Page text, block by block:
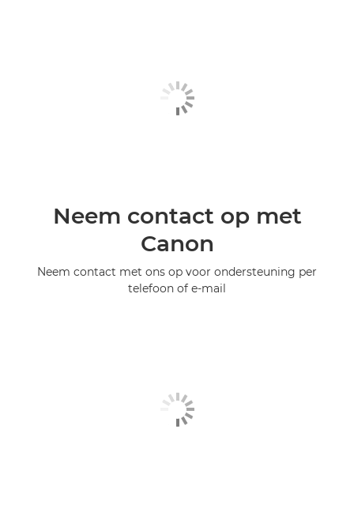
Neem contact op met
Canon
Neem contact met ons op voor ondersteuning per
telefoon of e-mail